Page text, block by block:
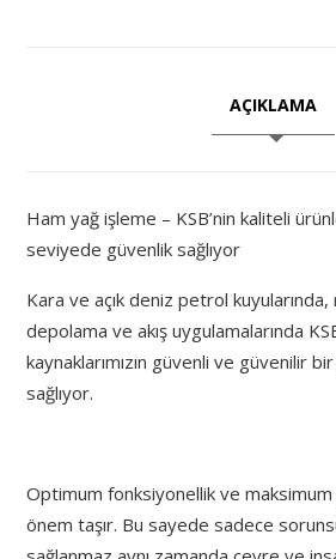
AÇIKLAMA
Ham yağ işleme – KSB’nin kaliteli
seviyede güvenlik sağlıyor
Kara ve açık deniz petrol
depolama ve akış uygulamalarında
kaynaklarımızın güvenli ve güvenilir
sağlıyor.
Optimum fonksiyonellik ve
önem taşır. Bu sayede sadece